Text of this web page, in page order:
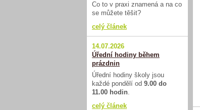
Co to v praxi znamená a na co
se můžete těšit?
celý článek
14.07.2026
Úřední hodiny během
prázdnin
Úřední hodiny školy jsou
každé pondělí od 9.00 do
11.00 hodin.
celý článek